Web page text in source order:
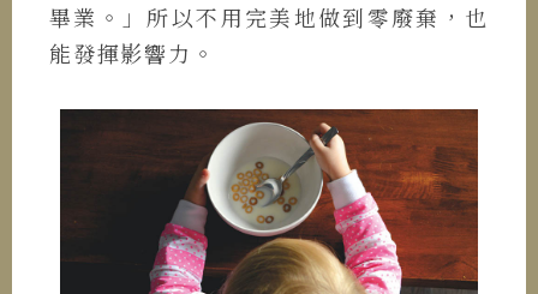
畢業。」所以不用完美地做到零廢棄，也
能發揮影響力。